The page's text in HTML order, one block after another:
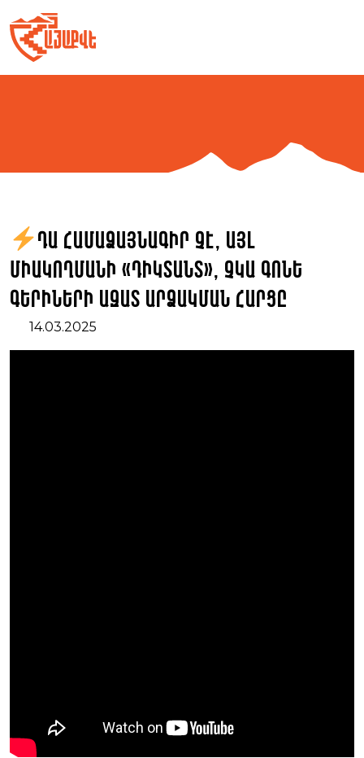
to
content
Դա համաձայնագիր չէ, այլ
միակողմանի «դիկտանտ», չկա գոնե
գերիների ազատ արձակման հարցը
14.03.2025